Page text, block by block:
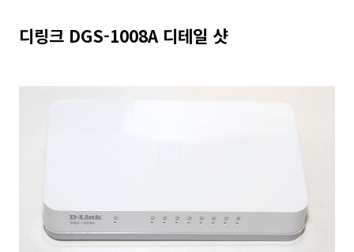
디링크 DGS-1008A 디테일 샷